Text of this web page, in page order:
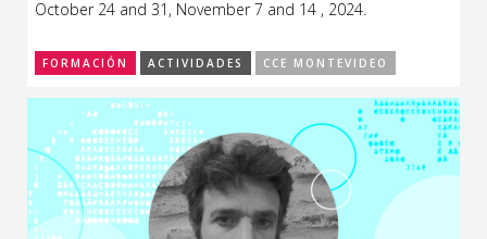
Espacio itinerante de lectura infantil
Formación
Género y Diversidad
Infantil y Juvenil
Letras
October 24 and 31, November 7 and 14 , 2024.
FORMACIÓN ACTIVIDADES CCE MONTEVIDEO